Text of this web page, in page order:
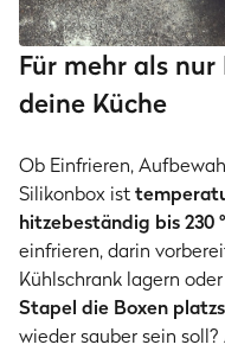
Für mehr als
deine Küche
Ob Einfrieren,
Silikonbox ist
hitzebeständig bis 230
einfrieren, darin
Kühlschrank lagern
Stapel die Boxen
wieder sauber sein